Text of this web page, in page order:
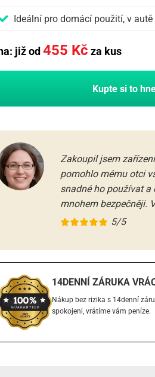
Ideální pro domácí použití, v autě
již od 455 Kč za kus
Kupte si to
Zakoupil jsem
pomohlo mému otci
snadné ho používat a
mnohem bezpečněji.
5/5
14DENNÍ ZÁRUKA
Nákup bez rizika s 14denní
spokojeni, vrátíme vám peníze.